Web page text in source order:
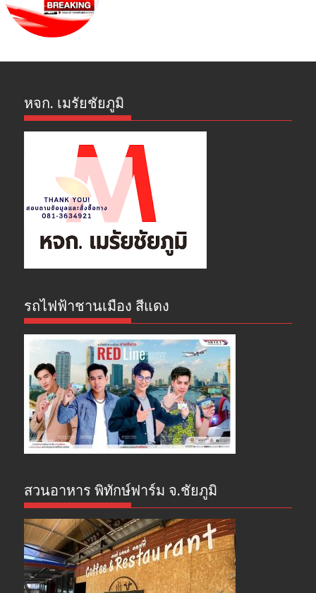
หจก. เมรัยชัยภูมิ
รถไฟฟ้าชานเมือง สีแดง
สวนอาหาร พิทักษ์ฟาร์ม จ.ชัยภูมิ